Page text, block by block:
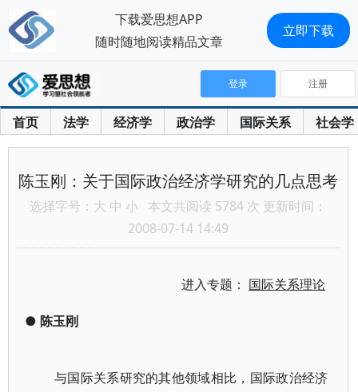
首页 法学 经济学 政治学 国际关系 社会学
登录 注册
陈玉刚：关于国际政治经济学研究的几点思考
选择字号： 大 中 小 本文共阅读 5784 次 更新时间：
2008-07-14 14:49
进入专题： 国际关系理论
● 陈玉刚
与国际关系研究的其他领域相比，国际政治经济
下载爱思想APP
随时随地阅读精品文章
立即下载